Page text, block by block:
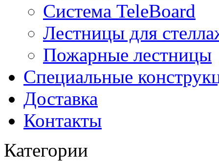
Система TeleBoard
Лестницы для
Пожарные лестницы
Специальные
Доставка
Контакты
Категории